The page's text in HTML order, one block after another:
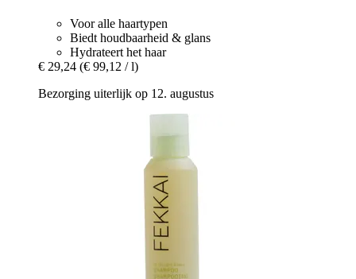
Voor alle haartypen
Biedt houdbaarheid & glans
Hydrateert het haar
€ 29,24 (€ 99,12 / l)
Bezorging uiterlijk op 12. augustus